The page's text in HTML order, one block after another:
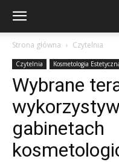
Strona główna Czytelnia
Czytelnia Kosmetologia
Wybrane
gabinetach